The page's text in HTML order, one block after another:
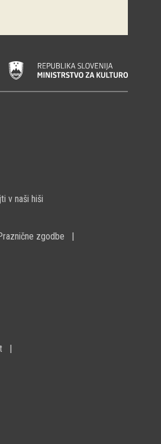
v naši hiši
zgodbe